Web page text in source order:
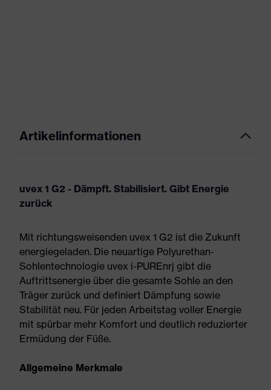
Artikelinformationen
uvex 1 G2 - Dämpft. Stabilisiert. Gibt Energie
zurück
Mit richtungsweisenden uvex 1 G2 ist die Zukunft
energiegeladen. Die neuartige Polyurethan-
Sohlentechnologie uvex i-PUREnrj gibt die
Auftrittsenergie über die gesamte Sohle an den
Träger zurück und definiert Dämpfung sowie
Stabilität neu. Für jeden Arbeitstag voller Energie
mit spürbar mehr Komfort und deutlich reduzierter
Ermüdung der Füße.
Allgemeine Merkmale